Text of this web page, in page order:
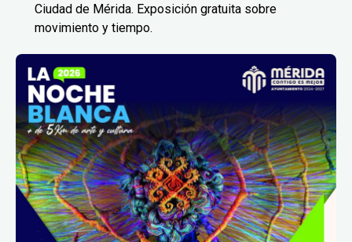
Ciudad de Mérida. Exposición gratuita sobre
movimiento y tiempo.